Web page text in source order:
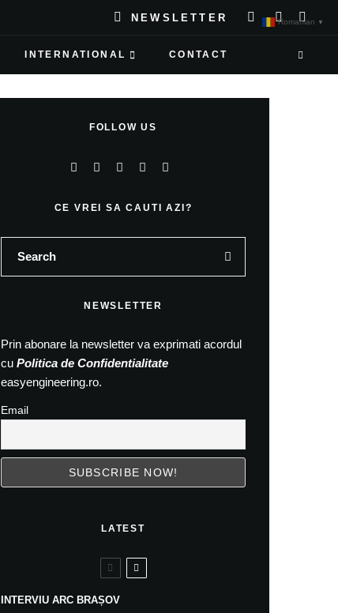
NEWSLETTER
INTERNATIONAL CONTACT
FOLLOW US
CE VREI SA CAUTI AZI?
NEWSLETTER
Prin abonare la newsletter va exprimati acordul
cu Politica de Confidentialitate
easyengineering.ro.
Email
LATEST
INTERVIU ARC BRAȘOV
Romanian ▼